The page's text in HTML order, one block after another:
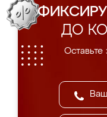
ДО
Оставьте